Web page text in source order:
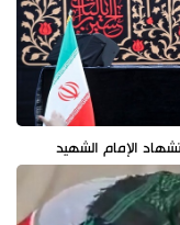
الإمام الشهيد